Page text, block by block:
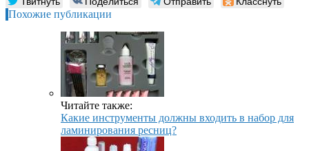
Похожие публикации
Читайте также:
Какие инструменты должны входить в набор для
ламинирования ресниц?